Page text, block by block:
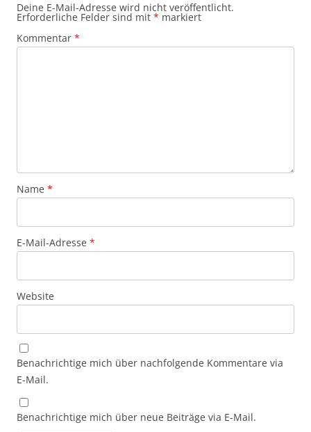
Deine E-Mail-Adresse wird nicht veröffentlicht.
Erforderliche Felder sind mit * markiert
Kommentar *
Name *
E-Mail-Adresse *
Website
Benachrichtige mich über nachfolgende Kommentare via
E-Mail.
Benachrichtige mich über neue Beiträge via E-Mail.